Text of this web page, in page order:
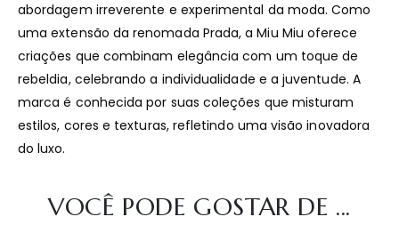
abordagem irreverente e experimental da moda. Como
uma extensão da renomada Prada, a Miu Miu oferece
criações que combinam elegância com um toque de
rebeldia, celebrando a individualidade e a juventude. A
marca é conhecida por suas coleções que misturam
estilos, cores e texturas, refletindo uma visão inovadora
do luxo.
VOCÊ PODE GOSTAR DE ...